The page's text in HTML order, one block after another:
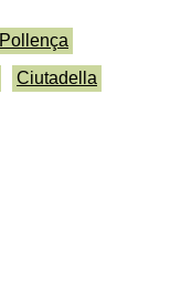
Pollença
Ciutadella